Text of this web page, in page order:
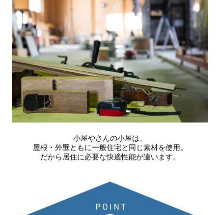
小屋やさんの小屋は、
屋根・外壁ともに一般住宅と同じ素材を使用。
だから居住に必要な快適性能が違います。